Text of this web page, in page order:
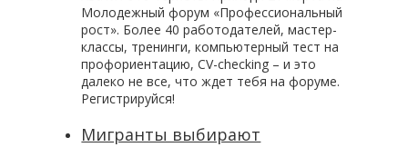
Молодежный форум «Профессиональный
рост». Более 40 работодателей, мастер-
классы, тренинги, компьютерный тест на
профориентацию, CV-checking – и это
далеко не все, что ждет тебя на форуме.
Регистрируйся!
Мигранты выбирают